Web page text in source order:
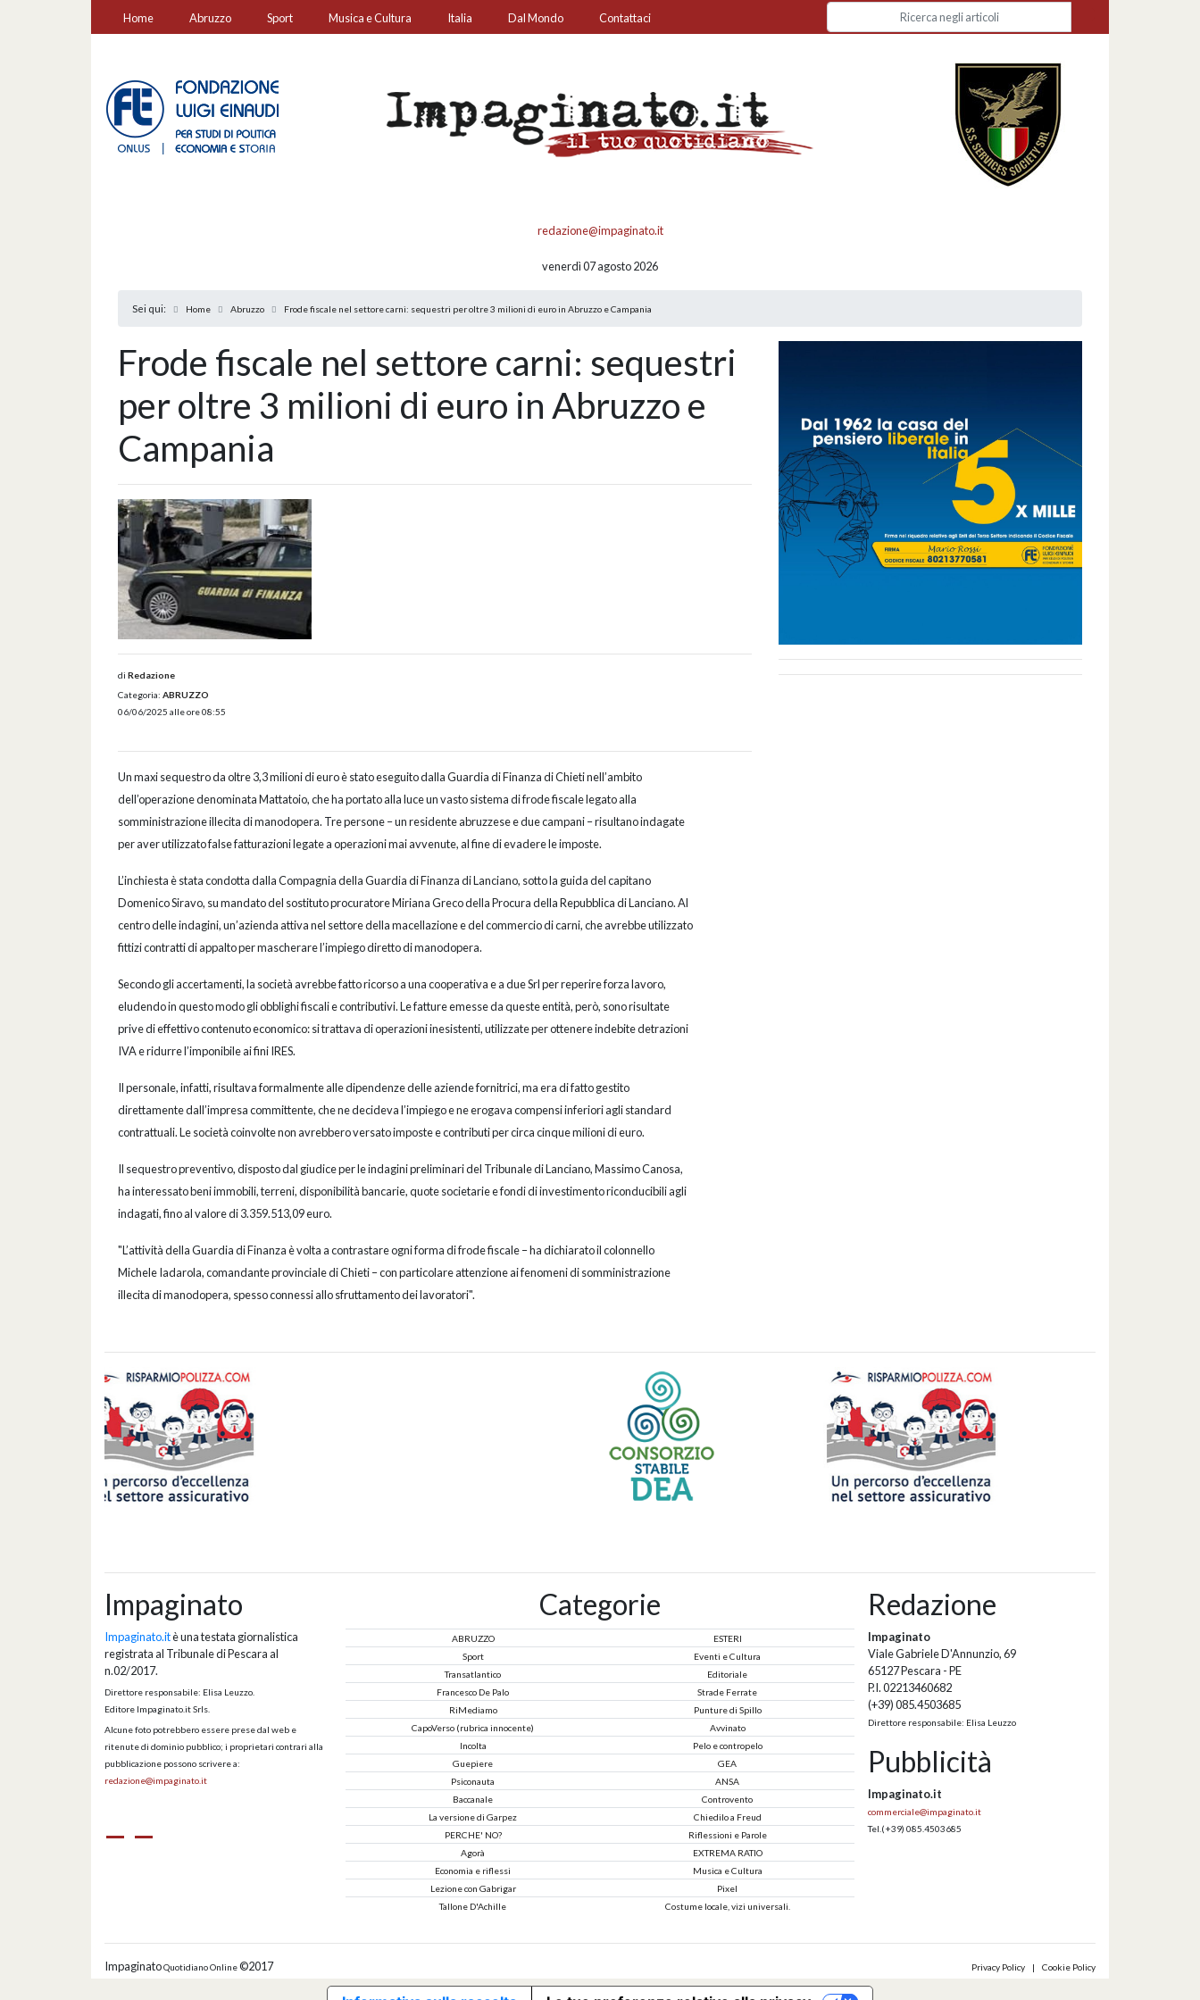
Home Abruzzo Sport Musica e Cultura Italia Dal Mondo Contattaci
redazione@impaginato.it
venerdì 07 agosto 2026
Sei qui: Home Abruzzo Frode fiscale nel settore carni: sequestri per oltre 3 milioni di euro in Abruzzo e Campania
Frode fiscale nel settore carni: sequestri
per oltre 3 milioni di euro in Abruzzo e
Campania
di Redazione
Categoria: ABRUZZO
06/06/2025 alle ore 08:55
Un maxi sequestro da oltre 3,3 milioni di euro è stato eseguito dalla Guardia di Finanza di Chieti nell’ambito
dell’operazione denominata Mattatoio, che ha portato alla luce un vasto sistema di frode fiscale legato alla
somministrazione illecita di manodopera. Tre persone – un residente abruzzese e due campani – risultano indagate
per aver utilizzato false fatturazioni legate a operazioni mai avvenute, al fine di evadere le imposte.
L’inchiesta è stata condotta dalla Compagnia della Guardia di Finanza di Lanciano, sotto la guida del capitano
Domenico Siravo, su mandato del sostituto procuratore Miriana Greco della Procura della Repubblica di Lanciano. Al
centro delle indagini, un’azienda attiva nel settore della macellazione e del commercio di carni, che avrebbe utilizzato
fittizi contratti di appalto per mascherare l’impiego diretto di manodopera.
Secondo gli accertamenti, la società avrebbe fatto ricorso a una cooperativa e a due Srl per reperire forza lavoro,
eludendo in questo modo gli obblighi fiscali e contributivi. Le fatture emesse da queste entità, però, sono risultate
prive di effettivo contenuto economico: si trattava di operazioni inesistenti, utilizzate per ottenere indebite detrazioni
IVA e ridurre l’imponibile ai fini IRES.
Il personale, infatti, risultava formalmente alle dipendenze delle aziende fornitrici, ma era di fatto gestito
direttamente dall’impresa committente, che ne decideva l’impiego e ne erogava compensi inferiori agli standard
contrattuali. Le società coinvolte non avrebbero versato imposte e contributi per circa cinque milioni di euro.
Il sequestro preventivo, disposto dal giudice per le indagini preliminari del Tribunale di Lanciano, Massimo Canosa,
ha interessato beni immobili, terreni, disponibilità bancarie, quote societarie e fondi di investimento riconducibili agli
indagati, fino al valore di 3.359.513,09 euro.
"L’attività della Guardia di Finanza è volta a contrastare ogni forma di frode fiscale – ha dichiarato il colonnello
Michele Iadarola, comandante provinciale di Chieti – con particolare attenzione ai fenomeni di somministrazione
illecita di manodopera, spesso connessi allo sfruttamento dei lavoratori".
Impaginato
Impaginato.itè una testata giornalistica
registrata al Tribunale di Pescara al
n.02/2017.
Direttore responsabile: Elisa Leuzzo.
Editore Impaginato.it Srls.
Alcune foto potrebbero essere prese dal web e
ritenute di dominio pubblico; i proprietari contrari alla
pubblicazione possono scrivere a:
redazione@impaginato.it
Categorie
ABRUZZO
ESTERI
Sport
Eventi e Cultura
Transatlantico
Editoriale
Francesco De Palo
Strade Ferrate
RiMediamo
Punture di Spillo
CapoVerso (rubrica innocente)
Avvinato
Incolta
Pelo e contropelo
Guepiere
GEA
Psiconauta
ANSA
Baccanale
Controvento
La versione di Garpez
Chiedilo a Freud
PERCHE' NO?
Riflessioni e Parole
Agorà
EXTREMA RATIO
Economia e riflessi
Musica e Cultura
Lezione con Gabrigar
Pixel
Tallone D'Achille
Costume locale, vizi universali.
Redazione
Impaginato
Viale Gabriele D'Annunzio, 69
65127 Pescara - PE
P.I. 02213460682
(+39) 085.4503685
Direttore responsabile: Elisa Leuzzo
Pubblicità
Impaginato.it
commerciale@impaginato.it
Tel. (+39) 085.4503685
ImpaginatoQuotidiano Online©2017 Privacy Policy | Cookie Policy